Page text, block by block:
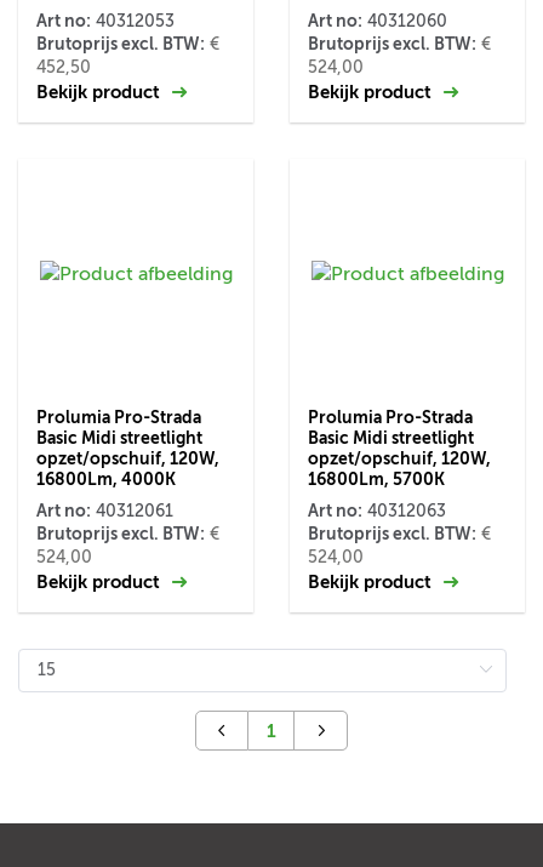
Art no: 40312053
Brutoprijs excl. BTW: €
452,50
Bekijk product
Art no: 40312060
Brutoprijs excl. BTW: €
524,00
Bekijk product
Prolumia Pro-Strada
Basic Midi streetlight
opzet/opschuif, 120W,
16800Lm, 4000K
Art no: 40312061
Brutoprijs excl. BTW: €
524,00
Bekijk product
Prolumia Pro-Strada
Basic Midi streetlight
opzet/opschuif, 120W,
16800Lm, 5700K
Art no: 40312063
Brutoprijs excl. BTW: €
524,00
Bekijk product
1